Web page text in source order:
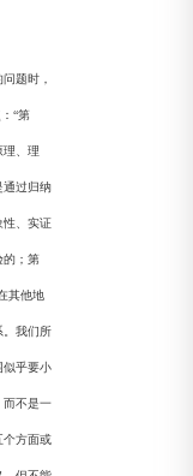
题时，
“第
理、理
通过归纳
性、实证
的；第
其他地
。我们所
似乎要小
而不是一
个方面或